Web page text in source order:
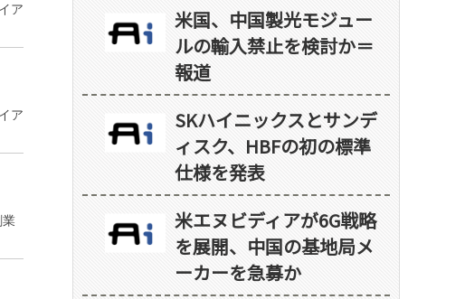
ア
ア
業
米国、中国製光モジュー
ルの輸入禁止を検討か＝
報道
SKハイニックスとサンデ
ィスク、HBFの初の標準
仕様を発表
米エヌビディアが6G戦略
を展開、中国の基地局メ
ーカーを急募か